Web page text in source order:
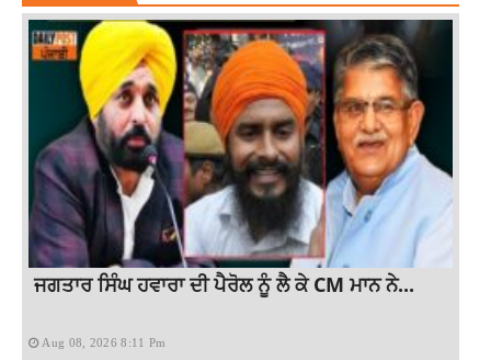
ਜਗਤਾਰ ਸਿੰਘ ਹਵਾਰਾ ਦੀ ਪੈਰੋਲ ਨੂੰ ਲੈ ਕੇ CM ਮਾਨ ਨੇ...
Aug 08, 2026 8:11 Pm